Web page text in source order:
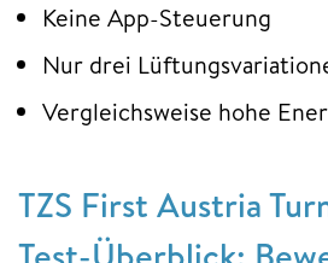
Keine App-Steuerung
Nur drei
Vergleichsweise hohe
TZS First Austria